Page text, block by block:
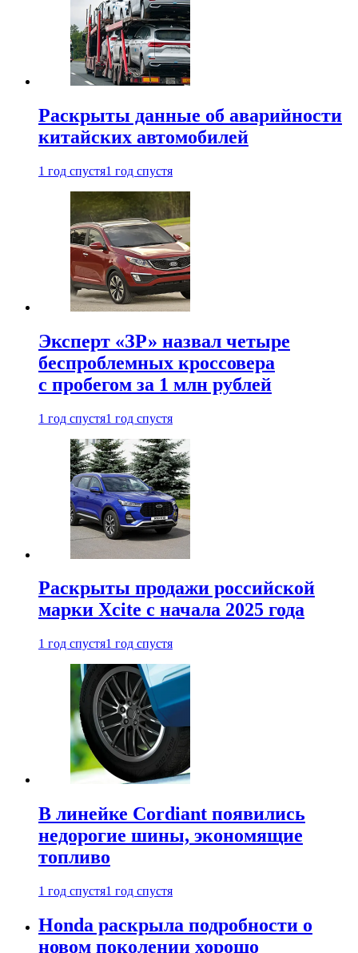
Раскрыты данные об аварийности
китайских автомобилей
1 год спустя1 год спустя
Эксперт «ЗР» назвал четыре
беспроблемных кроссовера
с пробегом за 1 млн рублей
1 год спустя1 год спустя
Раскрыты продажи российской
марки Xcite с начала 2025 года
1 год спустя1 год спустя
В линейке Cordiant появились
недорогие шины, экономящие
топливо
1 год спустя1 год спустя
Honda раскрыла подробности о
новом поколении хорошо